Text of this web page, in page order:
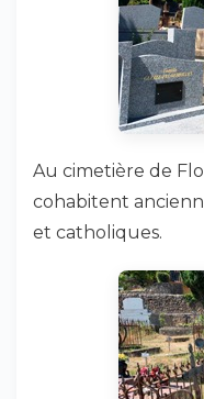
Au cimetière de
cohabitent
et catholiques.